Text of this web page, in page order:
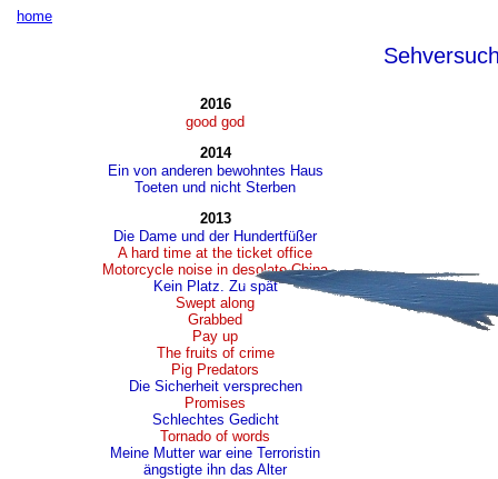
home
2016
good god
2014
Ein von anderen bewohntes Haus
Toeten und nicht Sterben
2013
Die Dame und der Hundertfüßer
A hard time at the ticket office
Motorcycle noise in desolate China
Kein Platz. Zu spät
Swept along
Grabbed
Pay up
The fruits of crime
Pig Predators
Die Sicherheit versprechen
Promises
Schlechtes Gedicht
Tornado of words
Meine Mutter war eine Terroristin
ängstigte ihn das Alter